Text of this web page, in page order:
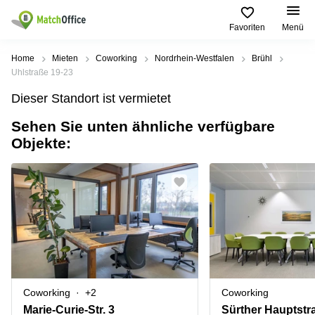
Favoriten Menü
Mieten / Vermieten
Produktseiten
Büro
mieten
center
Coworking
Space
Seminarraum
Virtuelles
Beliebte
Städte
Büro
mieten
Geschäftsadresse
Hamburg
Geschäftsadresse
mieten
Düsseldorf
Geschäftsadresse
Stuttgart
Büro
Beliebte
Suchanfragen
Regus
Dortmund
Ruhrallee
Dortmund
Office Club
Ballindamm
Rahel-
Hirsch-
Straße
Hilfe
Über uns
Büro vermieten
Preis
Log-in
Home Mieten Coworking Nordrhein-Westfalen
Brühl
Uhlstraße 19-23
Dieser Standort ist vermietet
Sehen Sie unten ähnliche verfügbare
Objekte:
Coworking +2
Marie-Curie-Str. 3
Coworking
Sürther